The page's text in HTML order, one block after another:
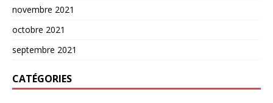
novembre 2021
octobre 2021
septembre 2021
CATÉGORIES